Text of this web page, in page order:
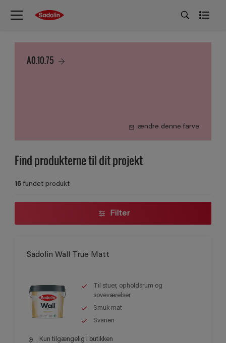
A0.10.75
ændre denne farve
Find produkterne til dit projekt
16fundet produkt
Filter
Sadolin Wall True Matt
Til stuer, opholdsrum og
soveværelser
Smuk mat
Svanen
Kun tilgængelig i butikken